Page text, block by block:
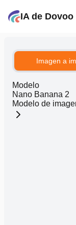
IA de Dovoo
Imagen a
Modelo
Nano Banana 2
Modelo de